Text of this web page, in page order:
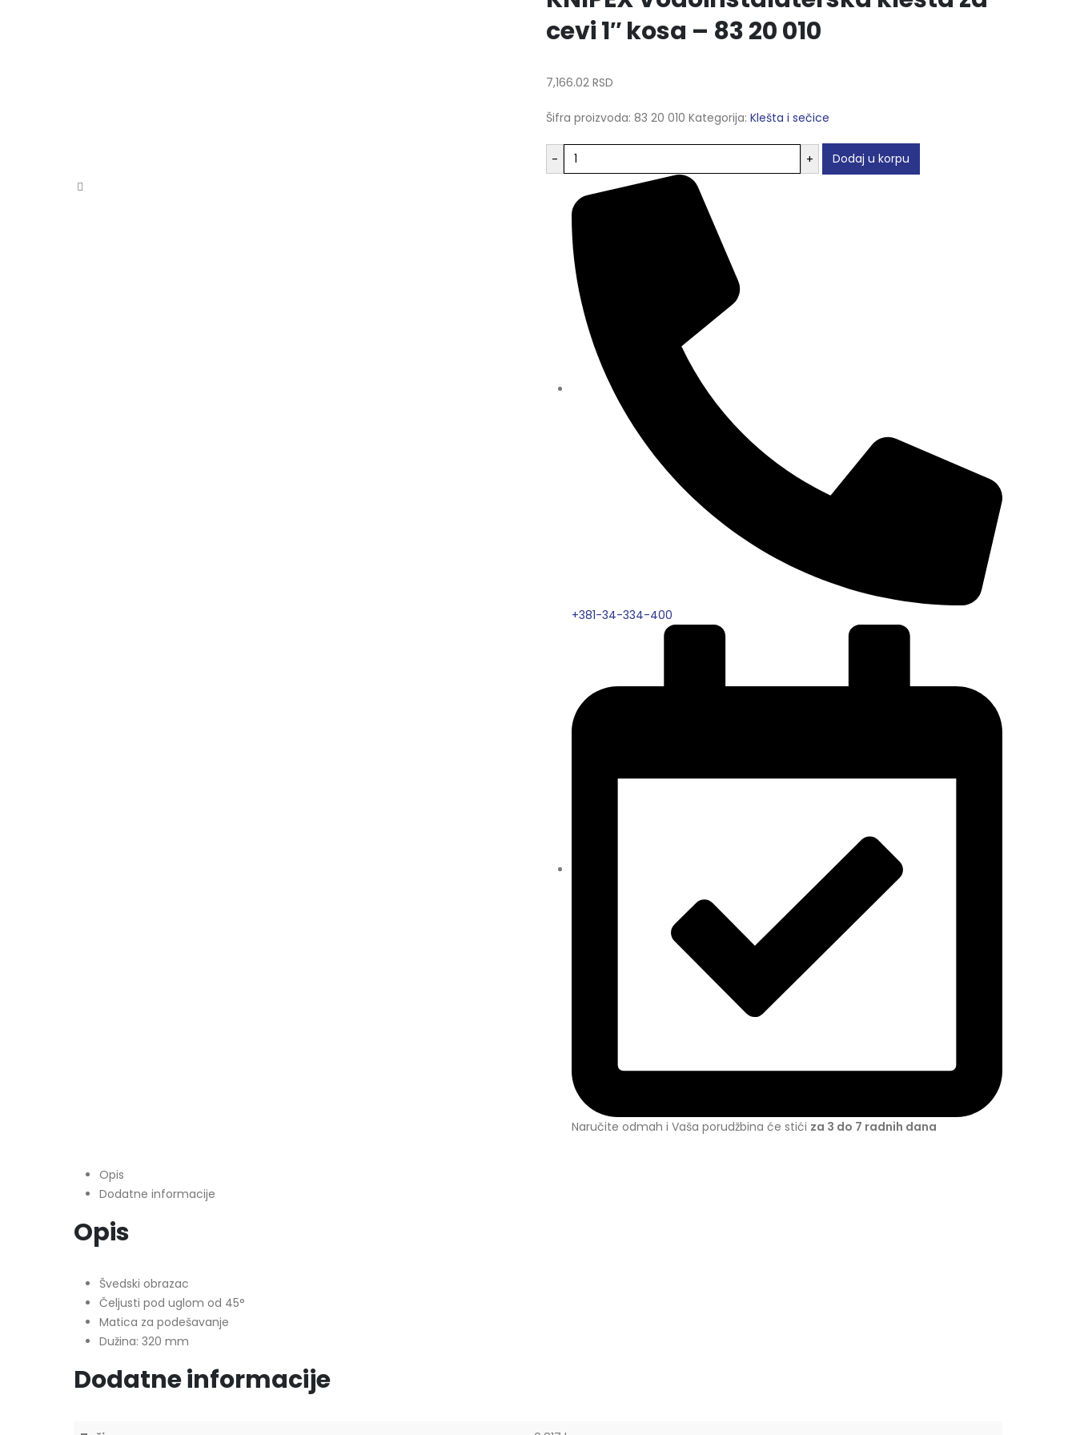
cevi 1″ kosa – 83 20 010
7,166.02 RSD
Šifra proizvoda: 83 20 010 Kategorija: Klešta i sečice
- + Dodaj u korpu
+381-34-334-400
Naručite odmah i Vaša porudžbina će stići za 3 do 7 radnih dana
Opis
Dodatne informacije
Opis
Švedski obrazac
Čeljusti pod uglom od 45°
Matica za podešavanje
Dužina: 320 mm
Dodatne informacije